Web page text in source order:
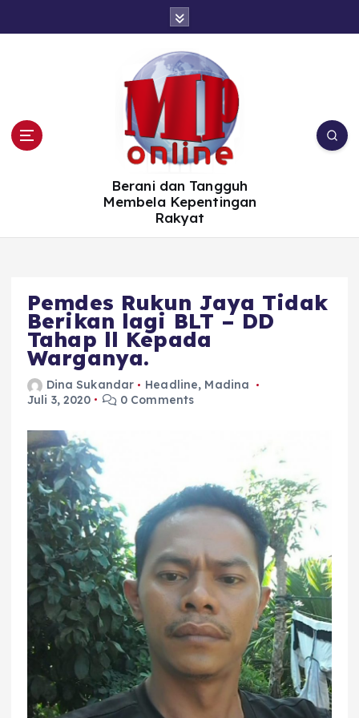
Berani dan Tangguh
Membela Kepentingan
Rakyat
Pemdes Rukun Jaya Tidak
Berikan lagi BLT – DD
Tahap ll Kepada
Warganya.
Dina Sukandar Headline, Madina
Juli 3, 2020
0 Comments